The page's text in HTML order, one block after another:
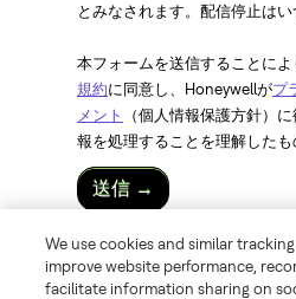
とみなされます。配信停止はい
本フォームを送信することに
規約に同意し、Honeywellがプ
メント
（個人情報保護方針）
報を処理することを理解したも
送信 →
2026 Honeywell International Inc.
We use cookies and similar
improve website performance,
facilitate information sharing on